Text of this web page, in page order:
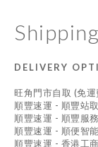
DELIVERY
旺角門市自取 (免運
順豐速運 - 順豐站
順豐速運 - 順豐服
順豐速運 - 順便智
順豐速運 - 香港工